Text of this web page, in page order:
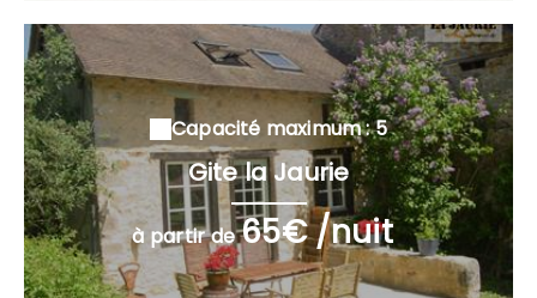
Capacité maximum : 5
Gite la Jaurie
à partir de65€ /nuit